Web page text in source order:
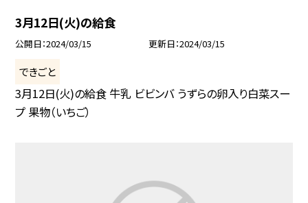
3月12日(火)の給食
公開日 2024/03/15 更新日 2024/03/15
できごと
3月12日(火)の給食 牛乳 ビビンバ うずらの卵入り白菜スー
プ 果物（いちご）